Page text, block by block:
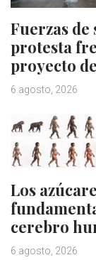
Fuerzas
protesta
proyecto
6 agosto, 2026
Los
cerebro
6 agosto, 2026